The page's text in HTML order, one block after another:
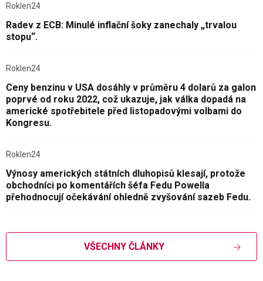
Roklen24
Radev z ECB: Minulé inflační šoky zanechaly „trvalou
stopu“.
Roklen24
Ceny benzinu v USA dosáhly v průměru 4 dolarů za galon
poprvé od roku 2022, což ukazuje, jak válka dopadá na
americké spotřebitele před listopadovými volbami do
Kongresu.
Roklen24
Výnosy amerických státních dluhopisů klesají, protože
obchodníci po komentářích šéfa Fedu Powella
přehodnocují očekávání ohledně zvyšování sazeb Fedu.
VŠECHNY ČLÁNKY